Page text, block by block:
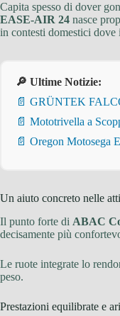
Capita spesso di dover
EASE-AIR 24 nasce
in contesti domestici
🔎 Ultime Notizie:
📄 GRÜNTEK
📄 Mototrivella a
📄 Oregon Motosega
Un aiuto concreto nelle
Il punto forte di ABAC
decisamente più
Le ruote integrate lo
peso.
Prestazioni equilibrate e